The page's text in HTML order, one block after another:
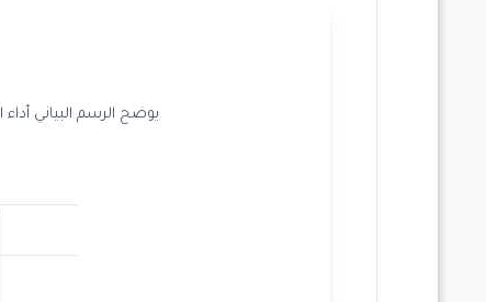
يوضح الرسم البياني